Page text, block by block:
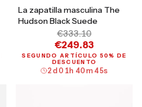
La zapatilla masculina The
Hudson Black Suede
€333.10
€249.83
SEGUNDO ARTÍCULO 50% DE
DESCUENTO
2 d 01h 40 m 44s